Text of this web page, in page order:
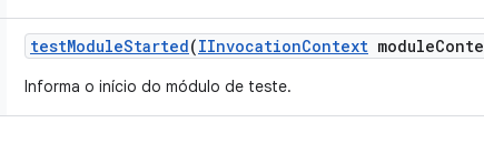
testModuleStarted(IInvocationContext module
Informa o início do módulo de teste.